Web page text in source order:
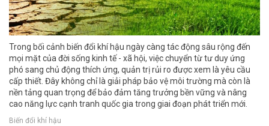
Trong bối cảnh biến đổi khí hậu ngày càng tác động sâu rộng đến
mọi mặt của đời sống kinh tế - xã hội, việc chuyển từ tư duy ứng
phó sang chủ động thích ứng, quản trị rủi ro được xem là yêu cầu
cấp thiết. Đây không chỉ là giải pháp bảo vệ môi trường mà còn là
nền tảng quan trọng để bảo đảm tăng trưởng bền vững và nâng
cao năng lực cạnh tranh quốc gia trong giai đoạn phát triển mới.
Biến đổi khí hậu